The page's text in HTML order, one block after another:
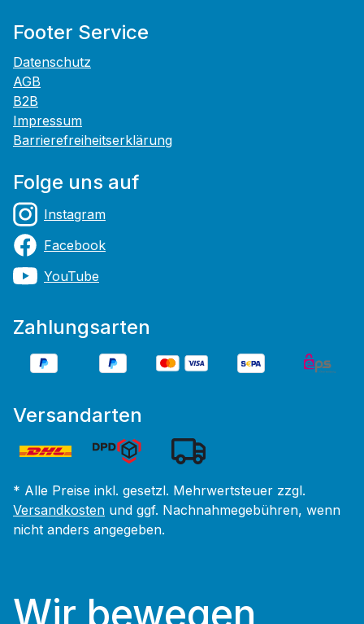
Footer Service
Datenschutz
AGB
B2B
Impressum
Barrierefreiheitserklärung
Folge uns auf
Instagram
Facebook
YouTube
Zahlungsarten
Versandarten
* Alle Preise inkl. gesetzl. Mehrwertsteuer zzgl.
Versandkosten und ggf. Nachnahmegebühren, wenn
nicht anders angegeben.
Wir bewegen